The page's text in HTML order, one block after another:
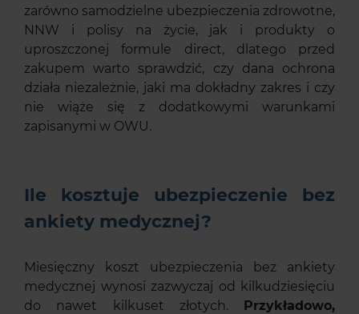
zarówno samodzielne ubezpieczenia zdrowotne,
NNW i polisy na życie, jak i produkty o
uproszczonej formule direct, dlatego przed
zakupem warto sprawdzić, czy dana ochrona
działa niezależnie, jaki ma dokładny zakres i czy
nie wiąże się z dodatkowymi warunkami
zapisanymi w OWU.
Ile kosztuje ubezpieczenie bez
ankiety medycznej?
Miesięczny koszt ubezpieczenia bez ankiety
medycznej wynosi zazwyczaj od kilkudziesięciu
do nawet kilkuset złotych. Przykładowo,